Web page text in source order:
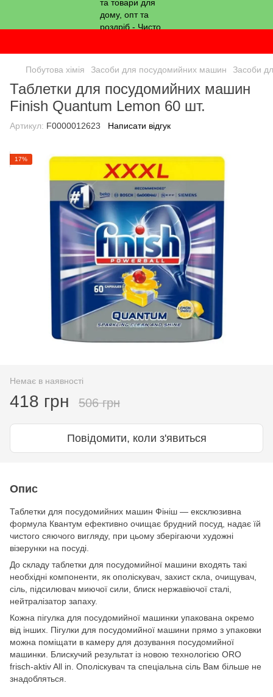
Побутова хімія Засоби для посудомийних машин Засоби
Таблетки для посудомийних машин
Finish Quantum Lemon 60 шт.
Артикул: F0000012623 Написати відгук
17%
Немає в наявності
418 грн 506 грн
Повідомити, коли з'явиться
Опис
Таблетки для посудомийних машин Фініш — ексклюзивна
формула Квантум ефективно очищає брудний посуд, надає їй
чистого сяючого вигляду, при цьому зберігаючи художні
візерунки на посуді.
До складу таблетки для посудомийної машини входять такі
необхідні компоненти, як ополіскувач, захист скла, очищувач,
сіль, підсилювач миючої сили, блиск нержавіючої сталі,
нейтралізатор запаху.
Кожна пігулка для посудомийної машинки упакована окремо
від інших. Пігулки для посудомийної машини прямо з упаковки
можна поміщати в камеру для дозування посудомийної
машинки. Блискучий результат із новою технологією ORO
frisch-aktiv All in. Ополіскувач та спеціальна сіль Вам більше не
знадобляться.